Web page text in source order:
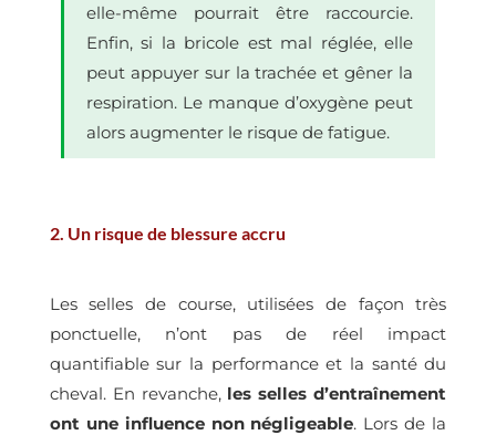
elle-même pourrait être raccourcie.
Enfin, si la bricole est mal réglée, elle
peut appuyer sur la trachée et gêner la
respiration. Le manque d’oxygène peut
alors augmenter le risque de fatigue.
2. Un risque de blessure accru
Les selles de course, utilisées de façon très
ponctuelle, n’ont pas de réel impact
quantifiable sur la performance et la santé du
cheval. En revanche, les selles d’entraînement
ont une influence non négligeable. Lors de la